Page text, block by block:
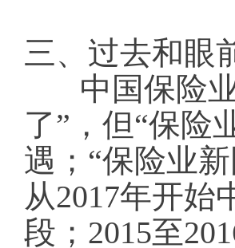
三、过去和眼
中国保险
了”，但“保险
遇；“保险业
从2017年开始
段；2015至